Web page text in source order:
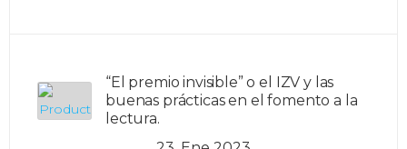
“El premio invisible” o el IZV y las
buenas prácticas en el fomento a la
lectura.